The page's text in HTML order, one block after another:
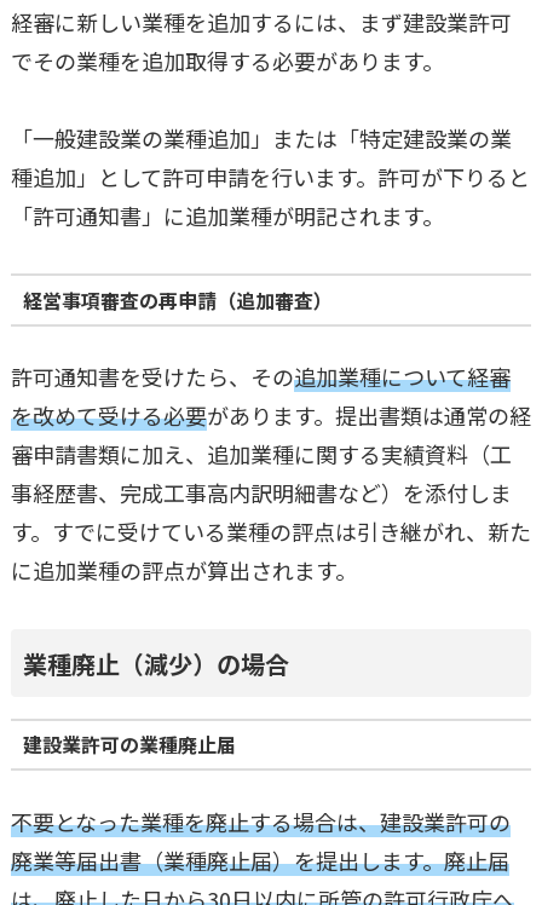
経審に新しい業種を追加するには、まず建設業許可
でその業種を追加取得する必要があります。
「一般建設業の業種追加」または「特定建設業の業
種追加」として許可申請を行います。許可が下りると
「許可通知書」に追加業種が明記されます。
経営事項審査の再申請（追加審査）
許可通知書を受けたら、その追加業種について経審
を改めて受ける必要があります。提出書類は通常の経
審申請書類に加え、追加業種に関する実績資料（工
事経歴書、完成工事高内訳明細書など）を添付しま
す。すでに受けている業種の評点は引き継がれ、新た
に追加業種の評点が算出されます。
業種廃止（減少）の場合
建設業許可の業種廃止届
不要となった業種を廃止する場合は、建設業許可の
廃業等届出書（業種廃止届）を提出します。廃止届